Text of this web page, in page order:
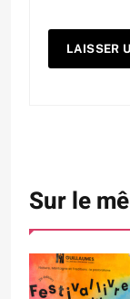
Sur le